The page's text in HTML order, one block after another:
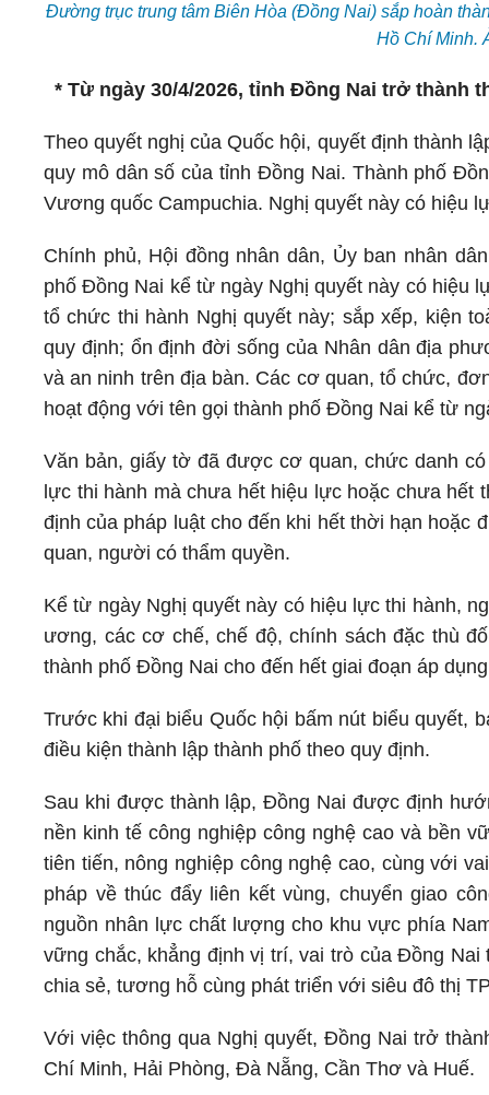
Đường trục trung tâm Biên Hòa (Đồng Nai) sắp hoàn
Hồ Chí Minh.
* Từ ngày 30/4/2026, tỉnh Đồng Nai trở thành
Theo quyết nghị của Quốc hội, quyết định thành
quy mô dân số của tỉnh Đồng Nai. Thành phố
Vương quốc Campuchia. Nghị quyết này có hiệu
Chính phủ, Hội đồng nhân dân, Ủy ban nhân
phố Đồng Nai kể từ ngày Nghị quyết này có hiệu
tổ chức thi hành Nghị quyết này; sắp xếp, kiện
quy định; ổn định đời sống của Nhân dân địa
và an ninh trên địa bàn. Các cơ quan, tổ chức,
hoạt động với tên gọi thành phố Đồng Nai kể từ
Văn bản, giấy tờ đã được cơ quan, chức danh
lực thi hành mà chưa hết hiệu lực hoặc chưa
định của pháp luật cho đến khi hết thời hạn hoặc
quan, người có thẩm quyền.
Kể từ ngày Nghị quyết này có hiệu lực thi hành,
ương, các cơ chế, chế độ, chính sách đặc thù
thành phố Đồng Nai cho đến hết giai đoạn áp
Trước khi đại biểu Quốc hội bấm nút biểu quyết,
điều kiện thành lập thành phố theo quy định.
Sau khi được thành lập, Đồng Nai được định
nền kinh tế công nghiệp công nghệ cao và bền
tiên tiến, nông nghiệp công nghệ cao, cùng với
pháp về thúc đẩy liên kết vùng, chuyển giao
nguồn nhân lực chất lượng cho khu vực phía
vững chắc, khẳng định vị trí, vai trò của Đồng
chia sẻ, tương hỗ cùng phát triển với siêu đô thị
Với việc thông qua Nghị quyết, Đồng Nai trở
Chí Minh, Hải Phòng, Đà Nẵng, Cần Thơ và Huế.